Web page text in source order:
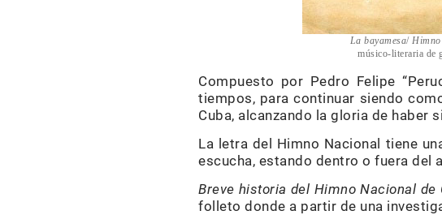
La bayamesa/ Himno
músico-literaria de
Compuesto por Pedro Felipe
tiempos, para continuar siendo
Cuba, alcanzando la gloria de haber
La letra del Himno Nacional tiene
escucha, estando dentro o fuera del
Breve historia del Himno Nacional de
folleto donde a partir de una